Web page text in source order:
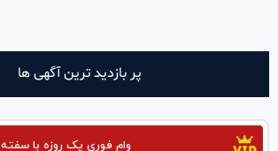
پر بازدید ترین آگهی ها
وام فوری یک روزه با سفته